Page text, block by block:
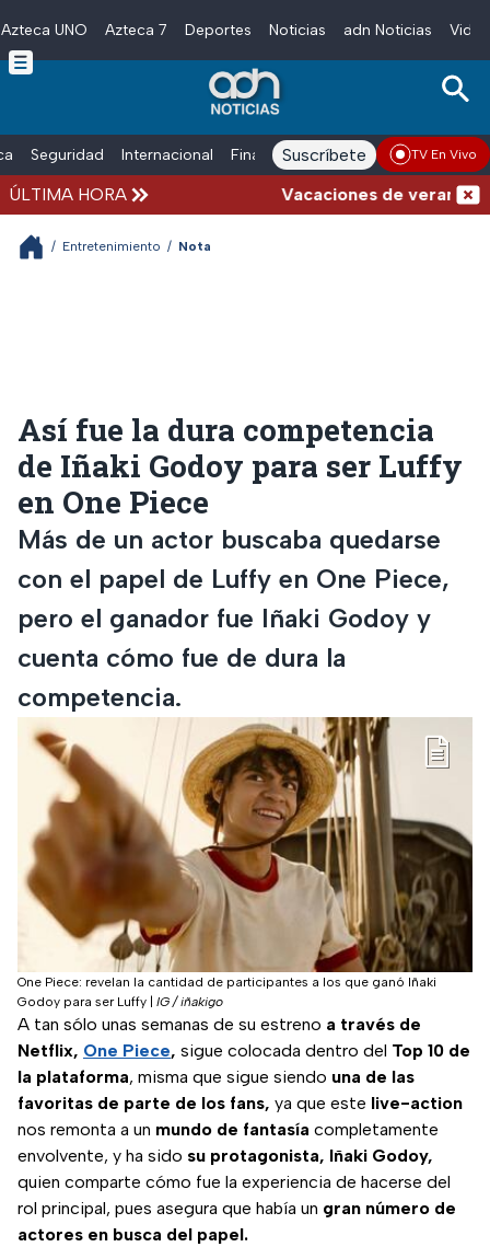
Skip to main content
Azteca UNO Azteca 7 Deportes Noticias adn Noticias
Seguridad Internacional Finanzas adn Noticias Radio
Suscríbete TV En Vivo
ÚLTIMA HORA Vacaciones de verano
/ Entretenimiento / Nota
Así fue la dura competencia
de Iñaki Godoy para ser Luffy
en One Piece
Más de un actor buscaba quedarse
con el papel de Luffy en One Piece,
pero el ganador fue Iñaki Godoy y
cuenta cómo fue de dura la
competencia.
One Piece: revelan la cantidad de participantes a los que ganó Iñaki
Godoy para ser Luffy
IG / iñakigo
A tan sólo unas semanas de su estreno a través de
Netflix, One Piece, sigue colocada dentro del Top 10 de
la plataforma, misma que sigue siendo una de las
favoritas de parte de los fans, ya que este live-action
nos remonta a un mundo de fantasía completamente
envolvente, y ha sido su protagonista, Iñaki Godoy,
quien comparte cómo fue la experiencia de hacerse del
rol principal, pues asegura que había un gran número de
actores en busca del papel.